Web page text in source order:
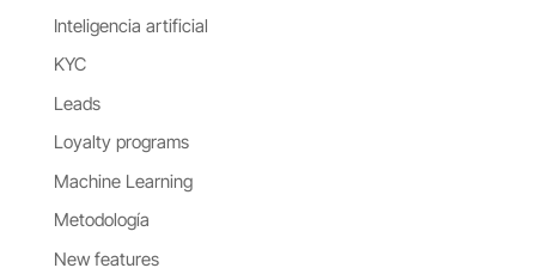
Inteligencia artificial
KYC
Leads
Loyalty programs
Machine Learning
Metodología
New features